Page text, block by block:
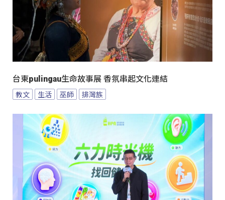
台東pulingau生命故事展 香氛串起文化連結
教文 生活 巫師 排灣族